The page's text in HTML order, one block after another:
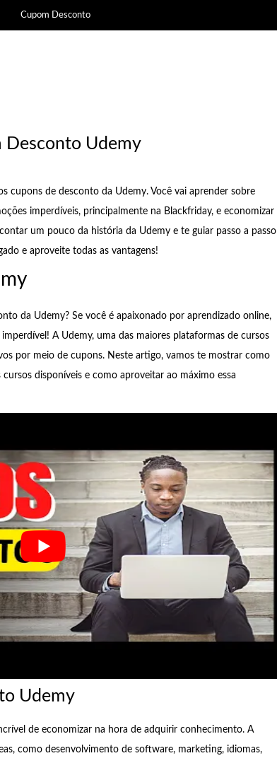
Cupom Desconto
Desconto Udemy
cupons de desconto da Udemy. Você vai aprender sobre
imperdíveis, principalmente na Blackfriday, e economizar
um pouco da história da Udemy e te guiar passo a passo
e aproveite todas as vantagens!
da Udemy? Se você é apaixonado por aprendizado online,
A Udemy, uma das maiores plataformas de cursos
por meio de cupons. Neste artigo, vamos te mostrar como
disponíveis e como aproveitar ao máximo essa
Udemy
de economizar na hora de adquirir conhecimento. A
como desenvolvimento de software, marketing, idiomas,